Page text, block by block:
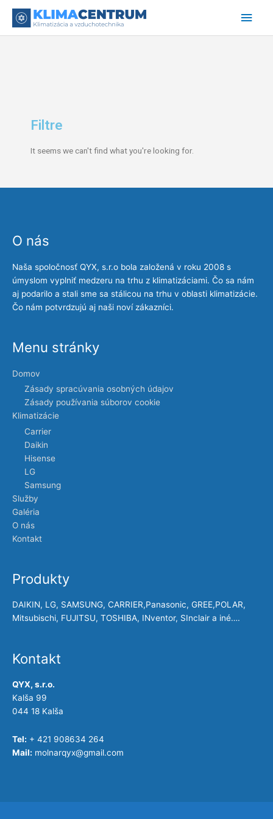
Filtre
It seems we can't find what you're looking for.
O nás
Naša spoločnosť QYX, s.r.o bola založená v roku 2008 s
úmyslom vyplniť medzeru na trhu z klimatizáciami. Čo sa nám
aj podarilo a stali sme sa stálicou na trhu v oblasti klimatizácie.
Čo nám potvrdzujú aj naši noví zákazníci.
Menu stránky
Domov
Zásady spracúvania osobných údajov
Zásady používania súborov cookie
Klimatizácie
Carrier
Daikin
Hisense
LG
Samsung
Služby
Galéria
O nás
Kontakt
Produkty
DAIKIN, LG, SAMSUNG, CARRIER,Panasonic, GREE,POLAR,
Mitsubischi, FUJITSU, TOSHIBA, INventor, SInclair a iné….
Kontakt
QYX, s.r.o.
Kalša 99
044 18 Kalša
Tel: + 421 908634 264
Mail: molnarqyx@gmail.com